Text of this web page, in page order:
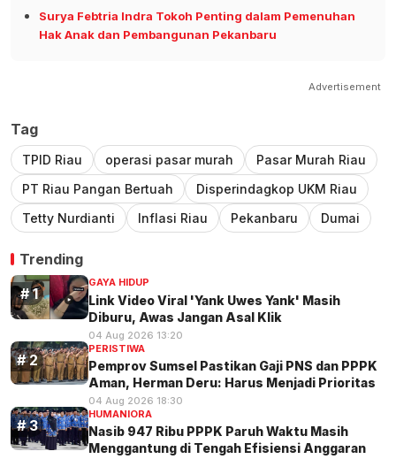
Surya Febtria Indra Tokoh Penting dalam Pemenuhan
Hak Anak dan Pembangunan Pekanbaru
Advertisement
Tag
TPID Riau operasi pasar murah
Pasar Murah Riau
PT Riau Pangan Bertuah
Disperindagkop UKM Riau
Tetty Nurdianti
Inflasi Riau Pekanbaru Dumai
Trending
GAYA HIDUP
Link Video Viral 'Yank Uwes Yank' Masih
Diburu, Awas Jangan Asal Klik
04 Aug 2026 13:20
PERISTIWA
Pemprov Sumsel Pastikan Gaji PNS dan PPPK
Aman, Herman Deru: Harus Menjadi Prioritas
04 Aug 2026 18:30
HUMANIORA
Nasib 947 Ribu PPPK Paruh Waktu Masih
Menggantung di Tengah Efisiensi Anggaran